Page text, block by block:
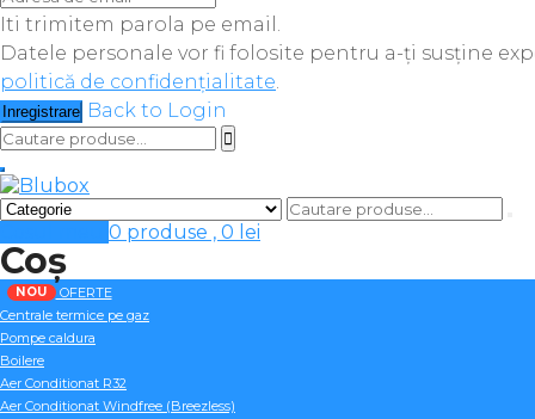
Iti trimitem parola pe email.
Datele personale vor fi folosite pentru a-ți susține
politică de confidențialitate.
Inregistrare Back to Login
0 produse , 0 lei
Coș
NOU OFERTE
Centrale termice pe gaz
Pompe caldura
Boilere
Aer Conditionat R32
Aer Conditionat Windfree (Breezless)